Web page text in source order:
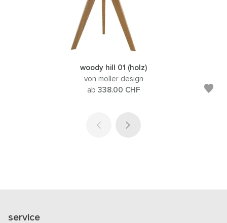
woody hill 01 (holz)
von möller design
ab 338.00 CHF
service